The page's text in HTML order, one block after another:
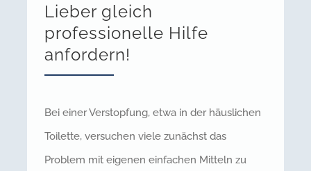
Lieber gleich
professionelle Hilfe
anfordern!
Bei einer Verstopfung, etwa in der häuslichen
Toilette, versuchen viele zunächst das
Problem mit eigenen einfachen Mitteln zu